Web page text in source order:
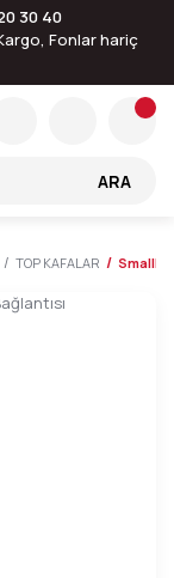
30 40
Fonlar hariç
ARA
TOP KAFALAR